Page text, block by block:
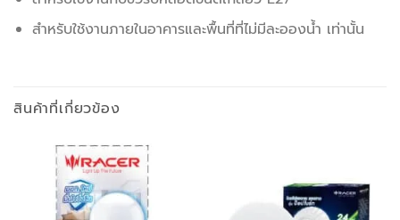
สำหรับใช้งานภายในอาคารและพื้นที่ที่ไม่มีละอองน้ำ เท่านั้น
สินค้าที่เกี่ยวข้อง